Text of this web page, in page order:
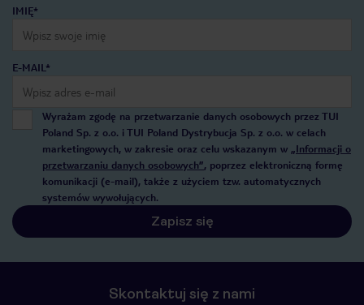
IMIĘ*
E-MAIL*
Wyrażam zgodę na przetwarzanie danych osobowych przez TUI
Poland Sp. z o.o. i TUI Poland Dystrybucja Sp. z o.o. w celach
marketingowych, w zakresie oraz celu wskazanym w „Informacji o
przetwarzaniu danych osobowych”, poprzez elektroniczną formę
komunikacji (e-mail), także z użyciem tzw. automatycznych
systemów wywołujących.
Zapisz się
Skontaktuj się z nami